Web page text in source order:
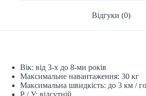
Відгуки (0)
Вік: від 3-х до 8-ми років
Максимальне навантаження: 30 кг
Максимальна швидкість: до 3 км /
Р / У: відсутній